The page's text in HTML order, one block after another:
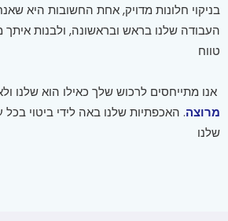
בניקוי חלונות מדויק, אחת החשובות היא
העבודה שלנו בראש ובראשונה, ולבנות
טווח
אנו מתייחסים לרכוש שלך כאילו הוא שלנו
מרוצה. האכפתיות שלנו באה לידי ביטוי בכל
שלנו